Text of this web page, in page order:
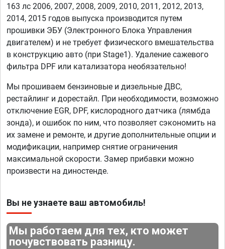
163 лс 2006, 2007, 2008, 2009, 2010, 2011, 2012, 2013,
2014, 2015 годов выпуска производится путем
прошивки ЭБУ (Электронного Блока Управления
двигателем) и не требует физического вмешательства
в конструкцию авто (при Stage1). Удаление сажевого
фильтра DPF или катализатора необязательно!
Мы прошиваем бензиновые и дизельные ДВС,
рестайлинг и дорестайл. При необходимости, возможно
отключение EGR, DPF, кислородного датчика (лямбда
зонда), и ошибок по ним, что позволяет сэкономить на
их замене и ремонте, и другие дополнительные опции и
модификации, например снятие ограничения
максимальной скорости. Замер прибавки можно
произвести на диностенде.
Вы не узнаете ваш автомобиль!
Мы работаем для тех, кто может
почувствовать разницу.